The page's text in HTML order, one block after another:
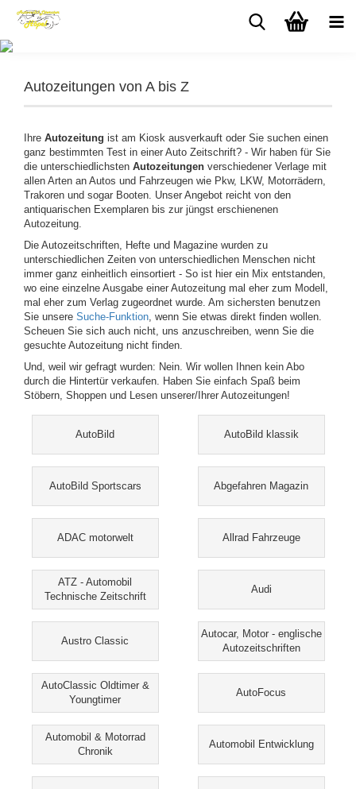
Autozeitungen von A bis Z
Ihre Autozeitung ist am Kiosk ausverkauft oder Sie suchen einen
ganz bestimmten Test in einer Auto Zeitschrift? - Wir haben für Sie
die unterschiedlichsten Autozeitungen verschiedener Verlage mit
allen Arten an Autos und Fahrzeugen wie Pkw, LKW, Motorrädern,
Trakoren und sogar Booten. Unser Angebot reicht von den
antiquarischen Exemplaren bis zur jüngst erschienenen
Autozeitung.
Die Autozeitschriften, Hefte und Magazine wurden zu
unterschiedlichen Zeiten von unterschiedlichen Menschen nicht
immer ganz einheitlich einsortiert - So ist hier ein Mix entstanden,
wo eine einzelne Ausgabe einer Autozeitung mal eher zum Modell,
mal eher zum Verlag zugeordnet wurde. Am sichersten benutzen
Sie unsere Suche-Funktion, wenn Sie etwas direkt finden wollen.
Scheuen Sie sich auch nicht, uns anzuschreiben, wenn Sie die
gesuchte Autozeitung nicht finden.
Und, weil wir gefragt wurden: Nein. Wir wollen Ihnen kein Abo
durch die Hintertür verkaufen. Haben Sie einfach Spaß beim
Stöbern, Shoppen und Lesen unserer/Ihrer Autozeitungen!
AutoBild AutoBild klassik
AutoBild Sportscars Abgefahren Magazin
ADAC motorwelt Allrad Fahrzeuge
ATZ - Automobil
Technische Zeitschrift
Audi
Austro Classic
Autocar, Motor - englische
Autozeitschriften
AutoClassic Oldtimer &
Youngtimer
AutoFocus
Automobil & Motorrad
Chronik
Automobil Entwicklung